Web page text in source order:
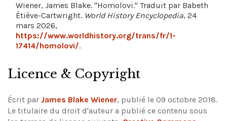
Wiener, James Blake. "Homolovi." Traduit par Babeth
Étiève-Cartwright. World History Encyclopedia, 24
mars 2026,
https://www.worldhistory.org/trans/fr/1-
17414/homolovi/.
Licence & Copyright
Écrit par James Blake Wiener, publié le 09 octobre 2018.
Le titulaire du droit d'auteur a publié ce contenu sous